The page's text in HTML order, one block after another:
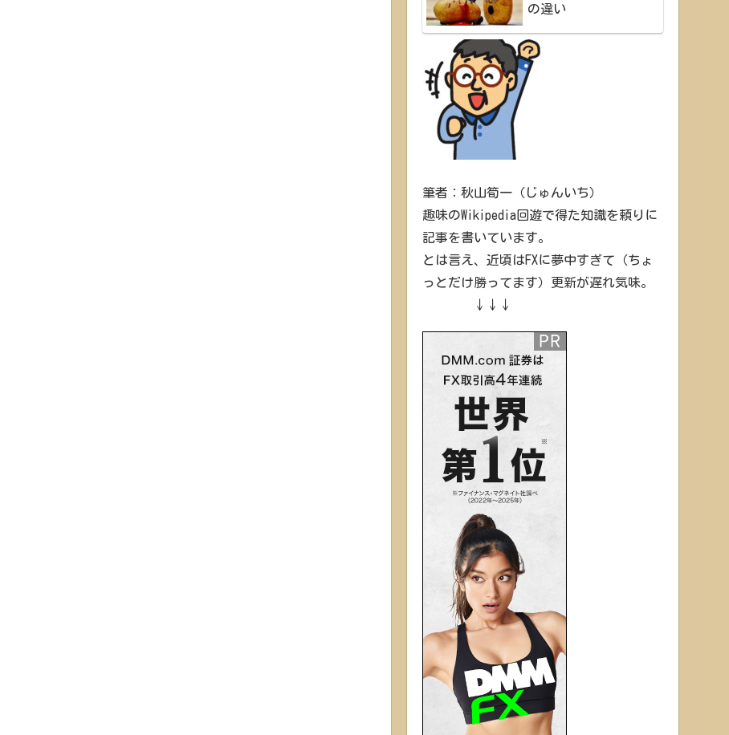
の違い
筆者：秋山筍一（じゅんいち）
趣味のWikipedia回遊で得た知識を頼りに
記事を書いています。
とは言え、近頃はFXに夢中すぎて（ちょ
っとだけ勝ってます）更新が遅れ気味。
↓↓↓